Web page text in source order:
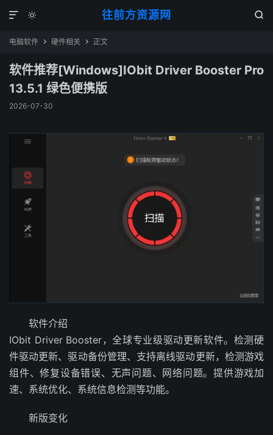
往前方资源网
 

电脑软件  硬件相关  正文
软件推荐[Windows]IObit Driver Booster Pro
13.5.1 绿色便携版
2026-07-30
软件介绍
IObit Driver Booster，全球专业级驱动更新软件。检测硬
件驱动更新、驱动备份管理、支持离线驱动更新，检测游戏
组件、修复设备错误、无声问题、网络问题。提供游戏加
速、系统优化、系统信息检测等功能。
新版变化